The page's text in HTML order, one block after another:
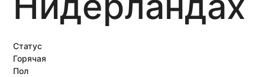
Статус
Горячая
Пол